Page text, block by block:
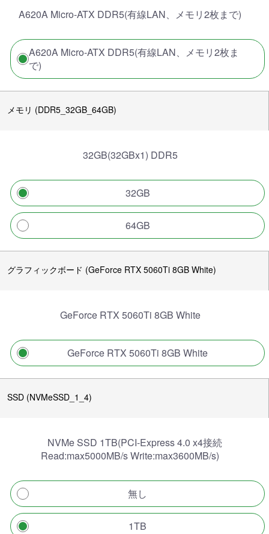
A620A Micro-ATX DDR5(有線LAN、メモリ2枚まで)
A620A Micro-ATX DDR5(有線LAN、メモリ2枚ま
で)
メモリ (DDR5_32GB_64GB)
32GB(32GBx1) DDR5
32GB
64GB
グラフィックボード (GeForce RTX 5060Ti 8GB White)
GeForce RTX 5060Ti 8GB White
GeForce RTX 5060Ti 8GB White
SSD (NVMeSSD_1_4)
NVMe SSD 1TB(PCI-Express 4.0 x4接続
Read:max5000MB/s Write:max3600MB/s)
無し
1TB